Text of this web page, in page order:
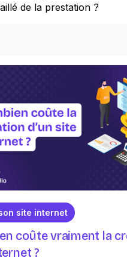
de la prestation ?
site internet
coûte vraiment la
?